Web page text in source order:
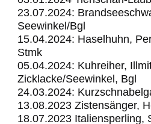
23.07.2024:
Seewinkel/Bgl
15.04.2024: Haselhuhn,
Stmk
05.04.2024: Kuhreiher,
Zicklacke/Seewinkel, Bgl
24.03.2024:
13.08.2023 Zistensänger,
18.07.2023 Italiensperling,